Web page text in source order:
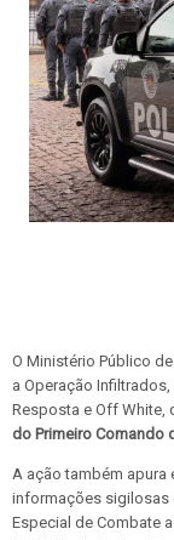
O Ministério Público
a Operação
Resposta e Off White,
do Primeiro Comando
A ação também apura
informações sigilosas
Especial de Combate